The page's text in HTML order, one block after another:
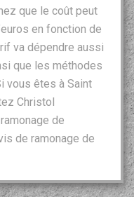
que le coût peut
en fonction de
va dépendre aussi
que les méthodes
vous êtes à Saint
Christol
de
de ramonage de